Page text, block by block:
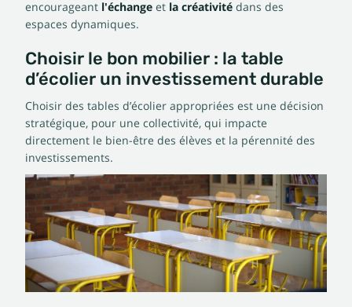
encourageant l'échange et la créativité dans des
espaces dynamiques.
Choisir le bon mobilier : la table
d’écolier un investissement durable
Choisir des tables d’écolier appropriées est une décision
stratégique, pour une collectivité, qui impacte
directement le bien-être des élèves et la pérennité des
investissements.